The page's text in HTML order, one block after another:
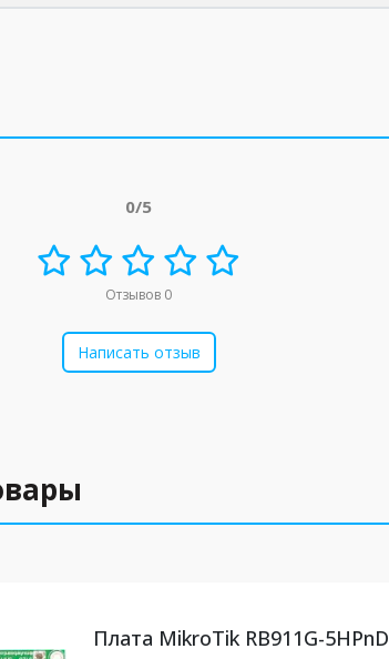
0/5
Отзывов 0
Написать отзыв
Плата MikroTik RB911G-5HPnD